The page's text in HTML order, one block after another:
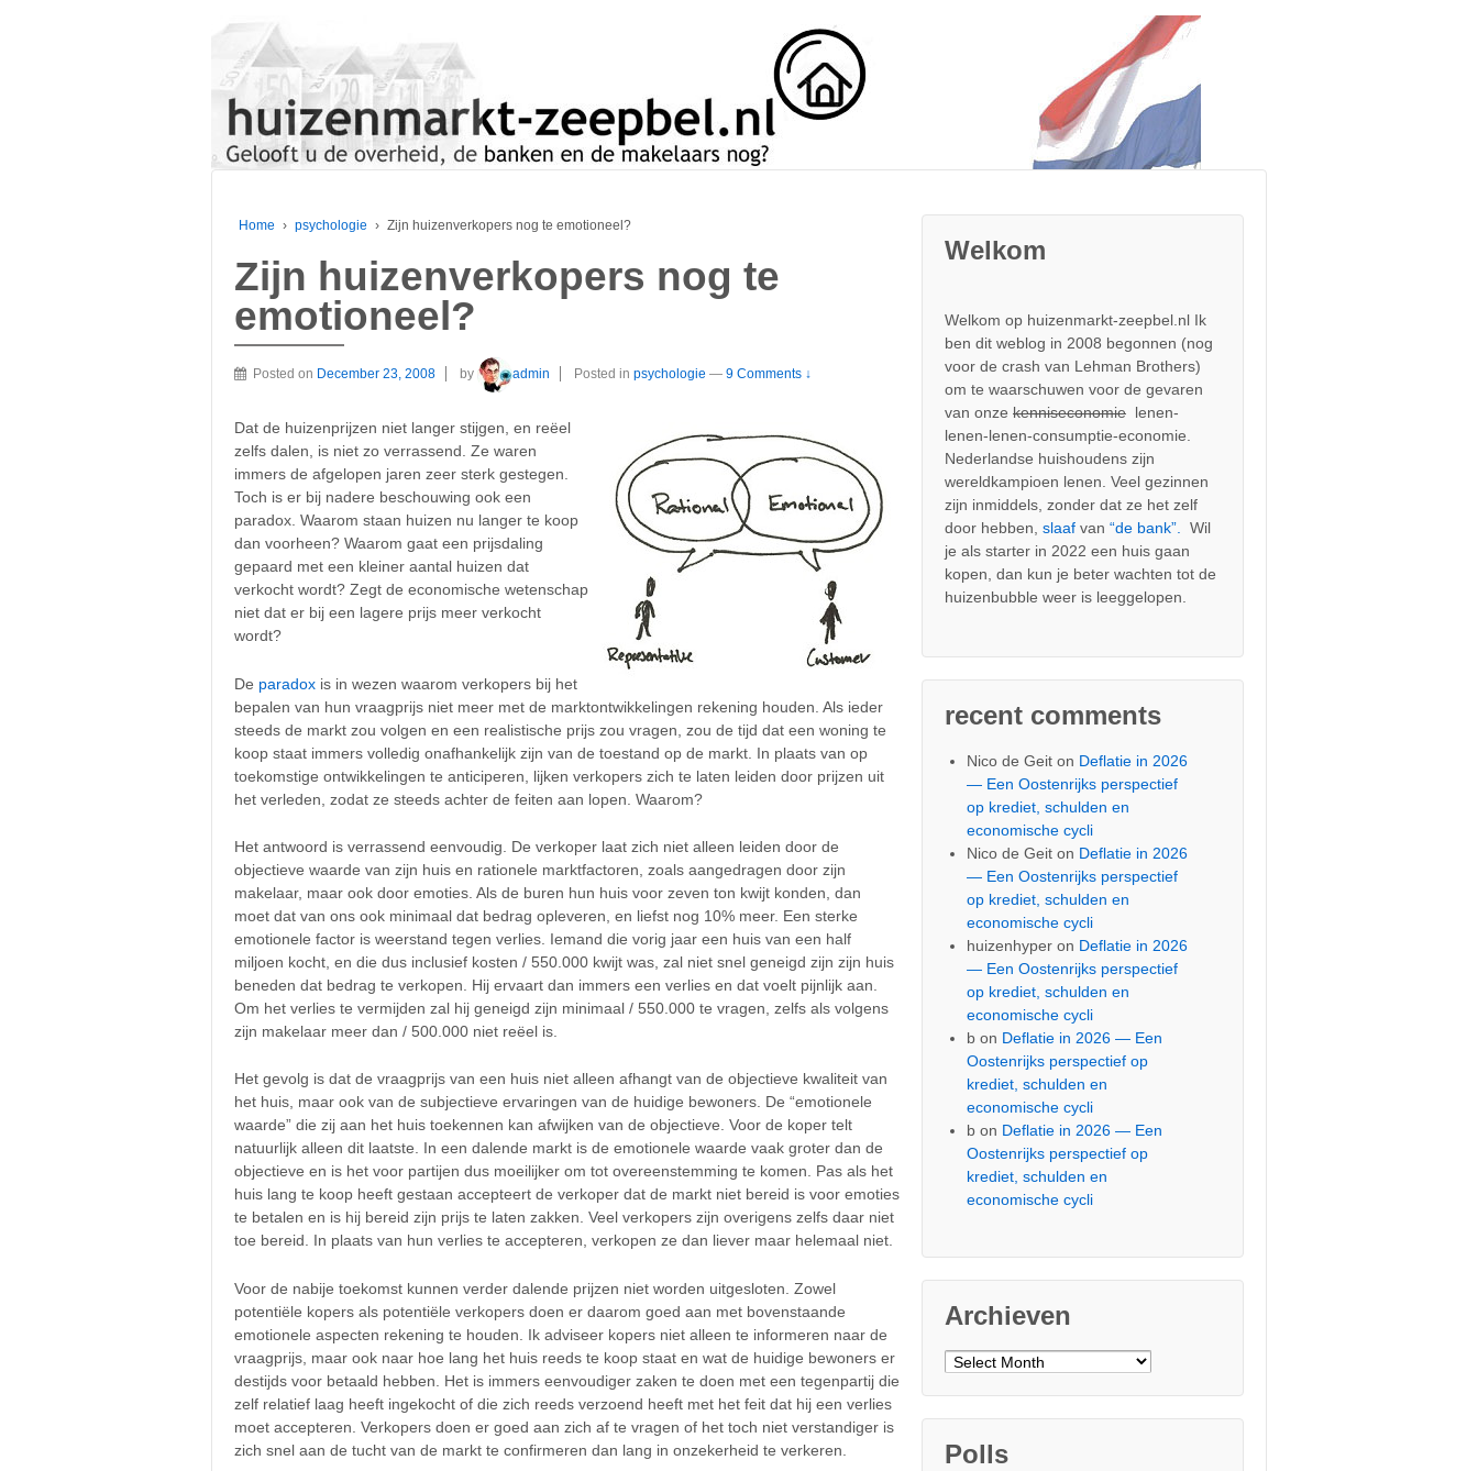
Home › psychologie › Zijn huizenverkopers nog te emotioneel?
Zijn huizenverkopers nog te
emotioneel?
Posted on December 23, 2008 by admin Posted in psychologie — 9 Comments ↓
Dat de huizenprijzen niet langer stijgen, en reëel
zelfs dalen, is niet zo verrassend. Ze waren
immers de afgelopen jaren zeer sterk gestegen.
Toch is er bij nadere beschouwing ook een
paradox. Waarom staan huizen nu langer te koop
dan voorheen? Waarom gaat een prijsdaling
gepaard met een kleiner aantal huizen dat
verkocht wordt? Zegt de economische wetenschap
niet dat er bij een lagere prijs meer verkocht
wordt?
De paradox is in wezen waarom verkopers bij het
bepalen van hun vraagprijs niet meer met de marktontwikkelingen rekening houden. Als ieder
steeds de markt zou volgen en een realistische prijs zou vragen, zou de tijd dat een woning te
koop staat immers volledig onafhankelijk zijn van de toestand op de markt. In plaats van op
toekomstige ontwikkelingen te anticiperen, lijken verkopers zich te laten leiden door prijzen uit
het verleden, zodat ze steeds achter de feiten aan lopen. Waarom?
Het antwoord is verrassend eenvoudig. De verkoper laat zich niet alleen leiden door de
objectieve waarde van zijn huis en rationele marktfactoren, zoals aangedragen door zijn
makelaar, maar ook door emoties. Als de buren hun huis voor zeven ton kwijt konden, dan
moet dat van ons ook minimaal dat bedrag opleveren, en liefst nog 10% meer. Een sterke
emotionele factor is weerstand tegen verlies. Iemand die vorig jaar een huis van een half
miljoen kocht, en die dus inclusief kosten / 550.000 kwijt was, zal niet snel geneigd zijn zijn huis
beneden dat bedrag te verkopen. Hij ervaart dan immers een verlies en dat voelt pijnlijk aan.
Om het verlies te vermijden zal hij geneigd zijn minimaal / 550.000 te vragen, zelfs als volgens
zijn makelaar meer dan / 500.000 niet reëel is.
Het gevolg is dat de vraagprijs van een huis niet alleen afhangt van de objectieve kwaliteit van
het huis, maar ook van de subjectieve ervaringen van de huidige bewoners. De “emotionele
waarde” die zij aan het huis toekennen kan afwijken van de objectieve. Voor de koper telt
natuurlijk alleen dit laatste. In een dalende markt is de emotionele waarde vaak groter dan de
objectieve en is het voor partijen dus moeilijker om tot overeenstemming te komen. Pas als het
huis lang te koop heeft gestaan accepteert de verkoper dat de markt niet bereid is voor emoties
te betalen en is hij bereid zijn prijs te laten zakken. Veel verkopers zijn overigens zelfs daar niet
toe bereid. In plaats van hun verlies te accepteren, verkopen ze dan liever maar helemaal niet.
Voor de nabije toekomst kunnen verder dalende prijzen niet worden uitgesloten. Zowel
potentiële kopers als potentiële verkopers doen er daarom goed aan met bovenstaande
emotionele aspecten rekening te houden. Ik adviseer kopers niet alleen te informeren naar de
vraagprijs, maar ook naar hoe lang het huis reeds te koop staat en wat de huidige bewoners er
destijds voor betaald hebben. Het is immers eenvoudiger zaken te doen met een tegenpartij die
zelf relatief laag heeft ingekocht of die zich reeds verzoend heeft met het feit dat hij een verlies
moet accepteren. Verkopers doen er goed aan zich af te vragen of het toch niet verstandiger is
zich snel aan de tucht van de markt te confirmeren dan lang in onzekerheid te verkeren.
Welkom
Welkom op huizenmarkt-zeepbel.nl Ik
ben dit weblog in 2008 begonnen (nog
voor de crash van Lehman Brothers)
om te waarschuwen voor de gevaren
van onzekenniseconomie lenen-
lenen-lenen-consumptie-economie.
Nederlandse huishoudens zijn
wereldkampioen lenen. Veel gezinnen
zijn inmiddels, zonder dat ze het zelf
door hebben,slaaf van“de bank”. Wil
je als starter in 2022 een huis gaan
kopen, dan kun je beter wachten tot de
huizenbubble weer is leeggelopen.
recent comments
Nico de Geit on Deflatie in 2026
— Een Oostenrijks perspectief
op krediet, schulden en
economische cycli
Nico de Geit on Deflatie in 2026
— Een Oostenrijks perspectief
op krediet, schulden en
economische cycli
huizenhyper on Deflatie in 2026
— Een Oostenrijks perspectief
op krediet, schulden en
economische cycli
b on Deflatie in 2026 — Een
Oostenrijks perspectief op
krediet, schulden en
economische cycli
b on Deflatie in 2026 — Een
Oostenrijks perspectief op
krediet, schulden en
economische cycli
Archieven
Archieven
Polls